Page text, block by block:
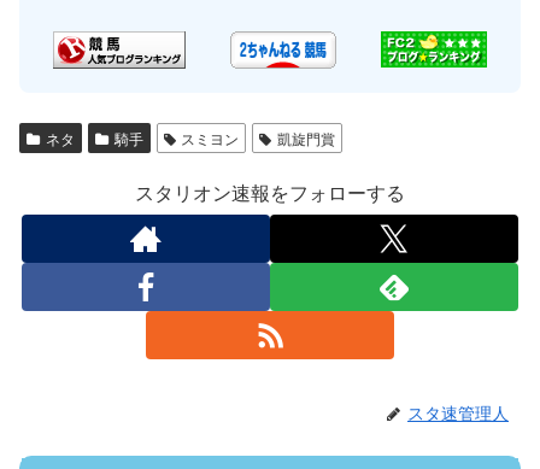
ネタ 騎手 スミヨン 凱旋門賞
スタリオン速報をフォローする
スタ速管理人